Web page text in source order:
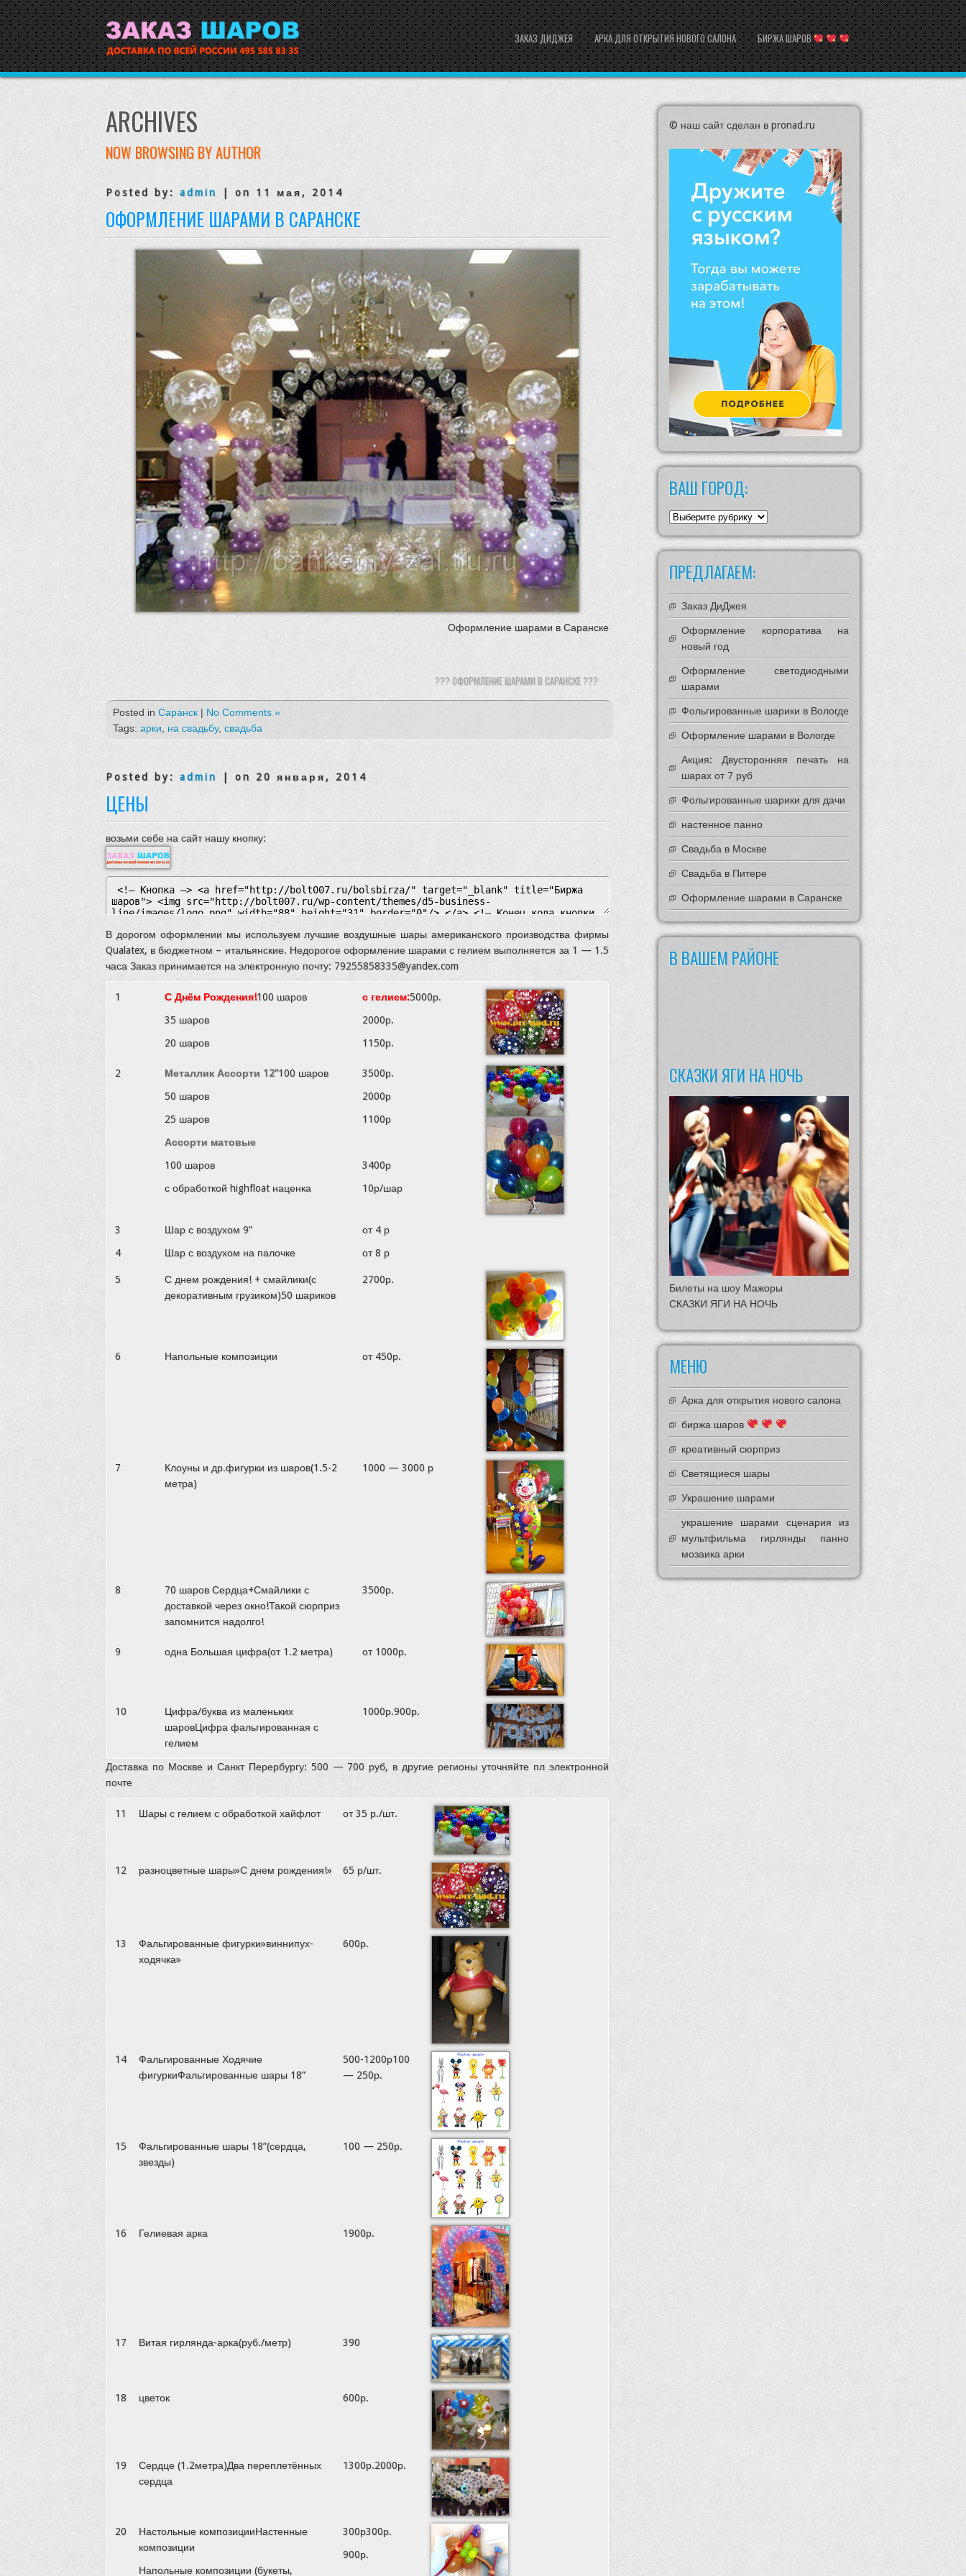
ЗАКАЗ ДИДЖЕЯ АРКА ДЛЯ ОТКРЫТИЯ НОВОГО САЛОНА БИРЖА ШАРОВ
ARCHIVES
NOW BROWSING BY AUTHOR
Posted by: admin | on 11 мая, 2014
ОФОРМЛЕНИЕ ШАРАМИ В САРАНСКЕ
Оформление шарами в Саранске
??? ОФОРМЛЕНИЕ ШАРАМИ В САРАНСКЕ ???
Posted in Саранск | No Comments »
Tags: арки, на свадьбу, свадьба
Posted by: admin | on 20 января, 2014
ЦЕНЫ
возьми себе на сайт нашу кнопку:
В дорогом оформлении мы используем лучшие воздушные шары американского производства фирмы
Qualatex, в бюджетном – итальянские. Недорогое оформление шарами с гелием выполняется за 1 — 1.5
часа Заказ принимается на электронную почту: 79255858335@yandex.com
1 С Днём Рождения!100 шаров
35 шаров
20 шаров
с гелием:5000р.
2000р.
1150р.
2 Металлик Ассорти 12”100 шаров
50 шаров
25 шаров
Ассорти матовые
100 шаров
с обработкой highfloat наценка
3500р.
2000р
1100р
3400р
10р/шар
3 Шар с воздухом 9”
от 4 р
4
Шар с воздухом на палочке от 8 р
5
С днем рождения! + смайлики(с
декоративным грузиком)50 шариков
2700р.
6 Напольные композиции от 450р.
7
Клоуны и др.фигурки из шаров(1.5-2
метра)
1000 — 3000 р
8
70 шаров Сердца+Смайлики с
доставкой через окно!Такой сюрприз
запомнится надолго!
3500р.
9 одна Большая цифра(от 1.2 метра) от 1000р.
10
Цифра/буква из маленьких
шаровЦифра фальгированная с
гелием
1000р.900р.
Доставка по Москве и Санкт Перербургу: 500 — 700 руб, в другие регионы уточняйте пл электронной
почте
11 Шары с гелием с обработкой хайфлот от 35 р./шт.
12 разноцветные шары»С днем рождения!» 65 р/шт.
13
Фальгированные фигурки»виннипух-
ходячка»
600р.
14
Фальгированные Ходячие
фигуркиФальгированные шары 18”
500-1200р100
— 250р.
15
Фальгированные шары 18”(сердца,
звезды)
100 — 250р.
16 Гелиевая арка 1900р.
17 Витая гирлянда-арка(руб./метр) 390
18 цветок 600р.
19
Сердце (1.2метра)Два переплетённых
сердца
1300р.2000р.
20
Настольные композицииНастенные
композиции
Напольные композиции (букеты,
300р300р.
900р.
© наш сайтсделан в pronad.ru
ВАШ ГОРОД:
Ваш
ПРЕДЛАГАЕМ:
Заказ ДиДжея
Оформление корпоратива на
новый год
Оформление светодиодными
шарами
Фольгированные шарики в Вологде
Оформление шарами в Вологде
Акция: Двусторонняя печать на
шарах от 7 руб
Фольгированные шарики для дачи
настенное панно
Свадьба в Москве
Свадьба в Питере
Оформление шарами в Саранске
В ВАШЕМ РАЙОНЕ
СКАЗКИ ЯГИ НА НОЧЬ
Билеты на шоу Мажоры
СКАЗКИ ЯГИ НА НОЧЬ
МЕНЮ
Арка для открытия нового салона
биржа шаров
креативный сюрприз
Светящиеся шары
Украшение шарами
украшение шарами сценария из
мультфильма гирлянды панно
мозаика арки